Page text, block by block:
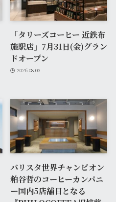
「タリーズコーヒー 近鉄布
施駅店」7月31日(金)グラン
ドオープン
2026-08-03
バリスタ世界チャンピオン
粕谷哲のコーヒーカンパニ
ー国内5店舗目となる